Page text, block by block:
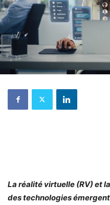
La réalité virtuelle (RV) et
des technologies